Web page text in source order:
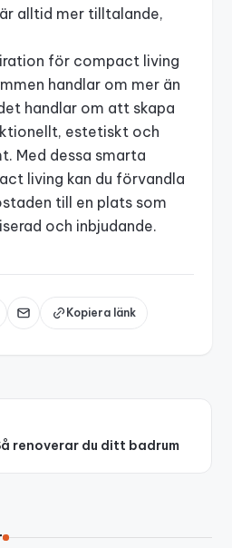
alltid mer tilltalande,
för compact living
handlar om mer än
handlar om att skapa
estetiskt och
Med dessa smarta
living kan du förvandla
till en plats som
och inbjudande.
Kopiera länk
renoverar du ditt badrum